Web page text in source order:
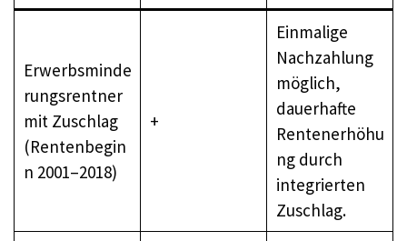
Erwerbsminde
rungsrentner
mit Zuschlag
(Rentenbegin
n 2001–2018)
+
Einmalige
Nachzahlung
möglich,
dauerhafte
Rentenerhöhu
ng durch
integrierten
Zuschlag.